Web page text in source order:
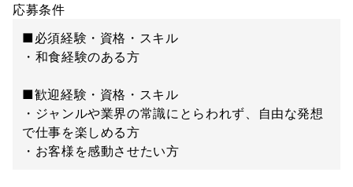
応募条件
■必須経験・資格・スキル
・和食経験のある方
■歓迎経験・資格・スキル
・ジャンルや業界の常識にとらわれず、自由な発想
で仕事を楽しめる方
・お客様を感動させたい方